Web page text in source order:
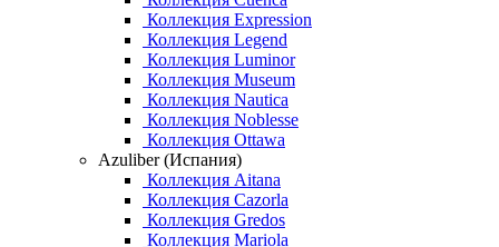
Коллекция Expression
Коллекция Legend
Коллекция Luminor
Коллекция Museum
Коллекция Nautica
Коллекция Noblesse
Коллекция Ottawa
Azuliber (Испания)
Коллекция Aitana
Коллекция Cazorla
Коллекция Gredos
Коллекция Mariola